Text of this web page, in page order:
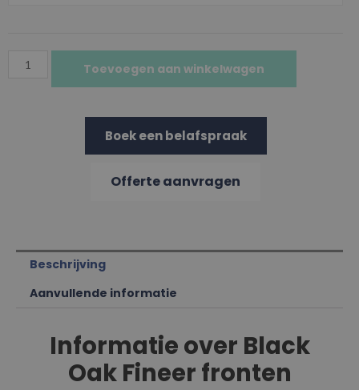
Toevoegen aan winkelwagen
Boek een belafspraak
Offerte aanvragen
Beschrijving
Aanvullende informatie
Informatie over Black
Oak Fineer fronten